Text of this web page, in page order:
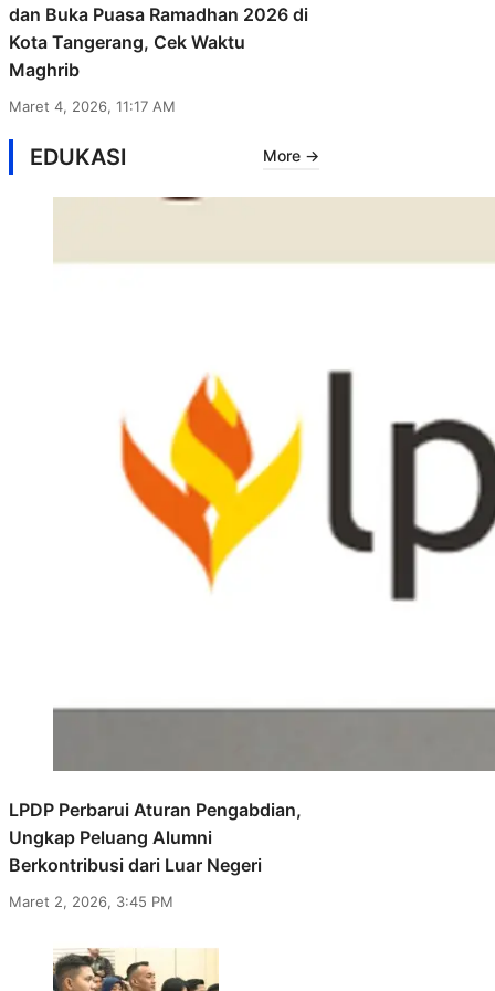
dan Buka Puasa Ramadhan 2026 di
Kota Tangerang, Cek Waktu
Maghrib
Maret 4, 2026, 11:17 AM
EDUKASI More →
LPDP Perbarui Aturan Pengabdian,
Ungkap Peluang Alumni
Berkontribusi dari Luar Negeri
Maret 2, 2026, 3:45 PM